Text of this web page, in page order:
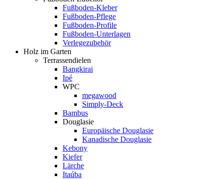
Fußboden-Kleber
Fußboden-Pflege
Fußboden-Profile
Fußboden-Unterlagen
Verlegezubehör
Holz im Garten
Terrassendielen
Bangkirai
Ipé
WPC
megawood
Simply-Deck
Bambus
Douglasie
Europäische Douglasie
Kanadische Douglasie
Kebony
Kiefer
Lärche
Itaúba